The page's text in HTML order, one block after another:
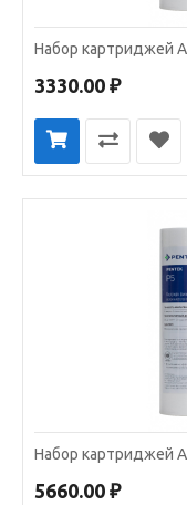
Набор картриджей
3330.00 ₽
Набор картриджей
5660.00 ₽